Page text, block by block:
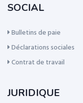
SOCIAL
Bulletins de paie
Déclarations sociales
Contrat de travail
JURIDIQUE